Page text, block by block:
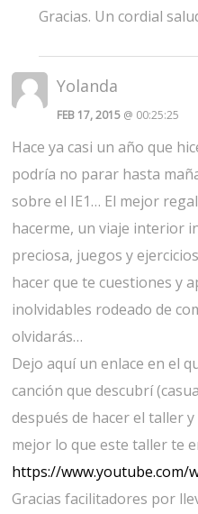
Gracias. Un cordial
Yolanda
FEB 17, 2015 @ 00:25:25
Hace ya casi un año que
podría no parar hasta
sobre el IE1… El mejor
hacerme, un viaje interior
preciosa, juegos y
hacer que te cuestiones y
inolvidables rodeado de
olvidarás…
Dejo aquí un enlace en el
canción que descubrí
después de hacer el taller
mejor lo que este taller te
https://www.youtube.com/
Gracias facilitadores por